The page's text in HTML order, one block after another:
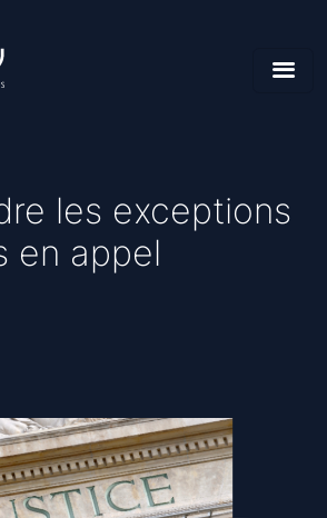
les exceptions
en appel